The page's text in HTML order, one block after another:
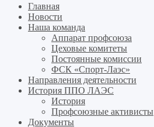
Главная
Новости
Наша команда
Аппарат профсоюза
Цеховые комитеты
Постоянные комиссии
ФСК «Спорт-Лаэс»
Направления деятельности
История ППО ЛАЭС
История
Профсоюзные активисты
Документы